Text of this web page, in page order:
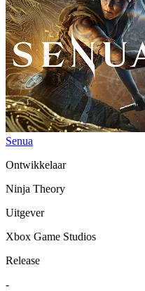
Senua
Ontwikkelaar
Ninja Theory
Uitgever
Xbox Game Studios
Release
-